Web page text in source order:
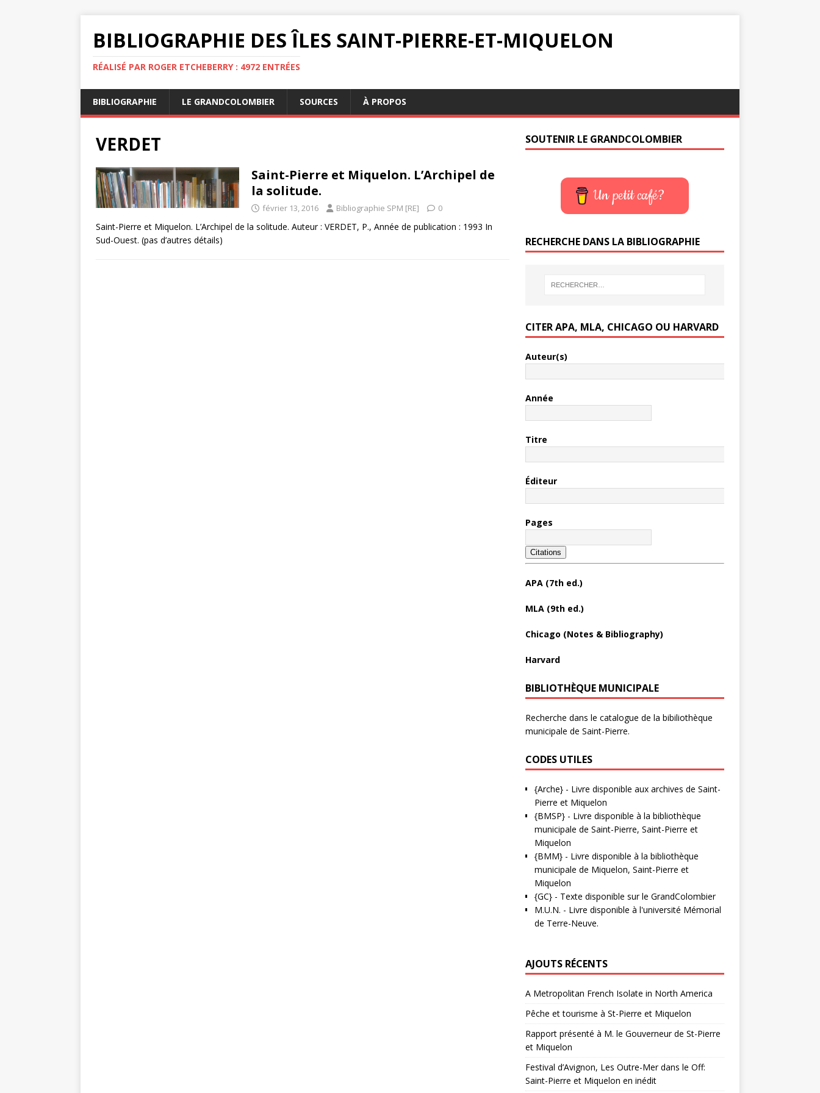
BIBLIOGRAPHIE DES ÎLES SAINT-PIERRE-ET-MIQUELON
RÉALISÉ PAR ROGER ETCHEBERRY : 4972 ENTRÉES
BIBLIOGRAPHIE LE GRANDCOLOMBIER SOURCES À PROPOS
VERDET
Saint-Pierre et Miquelon. L’Archipel de
la solitude.
février 13, 2016 Bibliographie SPM [RE] 0
Saint-Pierre et Miquelon. L’Archipel de la solitude. Auteur : VERDET, P., Année de publication : 1993 In
Sud-Ouest. (pas d’autres détails)
SOUTENIR LE GRANDCOLOMBIER
Un petit café?
RECHERCHE DANS LA BIBLIOGRAPHIE
CITER APA, MLA, CHICAGO OU HARVARD
Auteur(s)
Année
Titre
Éditeur
Pages
Citations
APA (7th ed.)
MLA (9th ed.)
Chicago (Notes & Bibliography)
Harvard
BIBLIOTHÈQUE MUNICIPALE
Recherche dans le catalogue de la bibiliothèque
municipale de Saint-Pierre.
CODES UTILES
{Arche}- Livre disponible aux archives de Saint-
Pierre et Miquelon
{BMSP}- Livre disponible à la bibliothèque
municipale de Saint-Pierre, Saint-Pierre et
Miquelon
{BMM}- Livre disponible à la bibliothèque
municipale de Miquelon, Saint-Pierre et
Miquelon
{GC}- Texte disponible sur le GrandColombier
M.U.N. - Livre disponible à l'université Mémorial
de Terre-Neuve.
AJOUTS RÉCENTS
A Metropolitan French Isolate in North America
Pêche et tourisme à St-Pierre et Miquelon
Rapport présenté à M. le Gouverneur de St-Pierre
et Miquelon
Festival d’Avignon, Les Outre-Mer dans le Off:
Saint-Pierre et Miquelon en inédit